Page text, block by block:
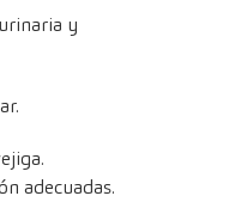
y
adecuadas.